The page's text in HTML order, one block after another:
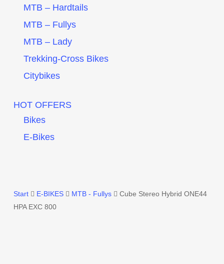
MTB – Hardtails
MTB – Fullys
MTB – Lady
Trekking-Cross Bikes
Citybikes
HOT OFFERS
Bikes
E-Bikes
Start E-BIKES MTB - Fullys
Cube Stereo Hybrid ONE44
HPA EXC 800